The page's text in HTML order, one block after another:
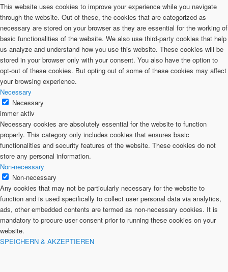
This website uses cookies to improve your experience while you navigate
through the website. Out of these, the cookies that are categorized as
necessary are stored on your browser as they are essential for the working of
basic functionalities of the website. We also use third-party cookies that help
us analyze and understand how you use this website. These cookies will be
stored in your browser only with your consent. You also have the option to
opt-out of these cookies. But opting out of some of these cookies may affect
your browsing experience.
Necessary
Necessary
immer aktiv
Necessary cookies are absolutely essential for the website to function
properly. This category only includes cookies that ensures basic
functionalities and security features of the website. These cookies do not
store any personal information.
Non-necessary
Non-necessary
Any cookies that may not be particularly necessary for the website to
function and is used specifically to collect user personal data via analytics,
ads, other embedded contents are termed as non-necessary cookies. It is
mandatory to procure user consent prior to running these cookies on your
website.
SPEICHERN & AKZEPTIEREN